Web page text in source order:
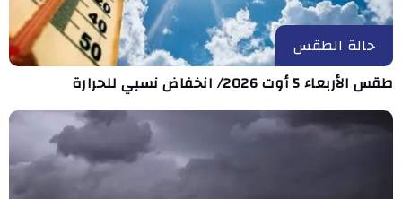
حالة الطقس
طقس الأربعاء 5 أوت 2026/ انخفاض نسبي للحرارة